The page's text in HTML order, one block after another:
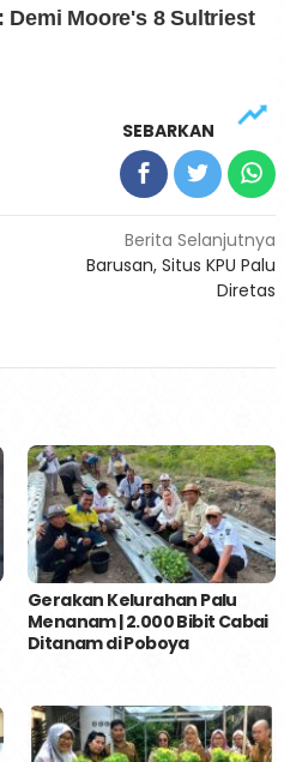
SEBARKAN
Berita Selanjutnya
Barusan, Situs KPU Palu
Diretas
Gerakan Kelurahan Palu
Menanam | 2.000 Bibit Cabai
Ditanam di Poboya